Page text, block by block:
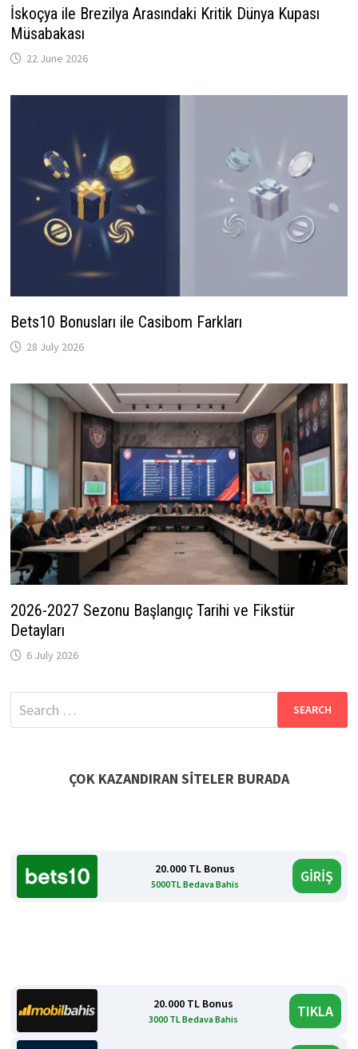
İskoçya ile Brezilya Arasındaki Kritik Dünya Kupası
Müsabakası
22 June 2026
Bets10 Bonusları ile Casibom Farkları
28 July 2026
2026-2027 Sezonu Başlangıç Tarihi ve Fikstür
Detayları
6 July 2026
Search
for:
ÇOK KAZANDIRAN SİTELER BURADA
20.000 TL Bonus
5000TL Bedava Bahis GİRİŞ
20.000 TL Bonus
3000 TL Bedava Bahis TIKLA